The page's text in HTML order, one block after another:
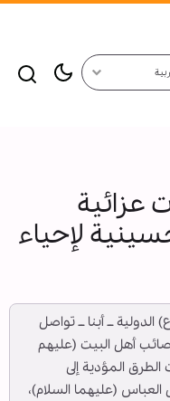
عزائية
لإحياء
ــ أبنا ــ تواصل
أهل البيت (عليهم
المؤدية إلى
(عليهما السلام)،